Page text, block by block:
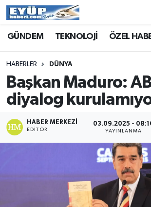
GÜNDEM TEKNOLOJİ ÖZEL
HABERLER DÜNYA
Başkan Maduro:
diyalog
HABER MERKEZI
EDITÖR
03.09.2025 -
YAYINLANMA